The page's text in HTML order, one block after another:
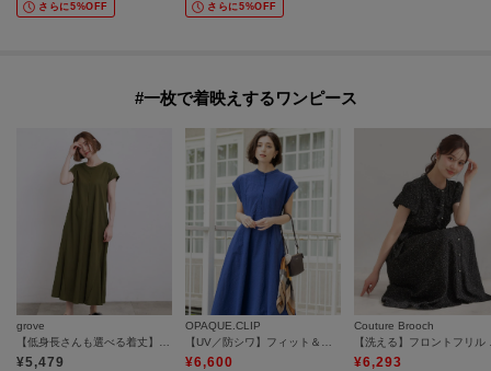
さらに5%OFF さらに5%OFF
#一枚で着映えするワンピース
grove
¥5,479
OPAQUE.CLIP
¥6,600
Couture Brooch
¥6,293